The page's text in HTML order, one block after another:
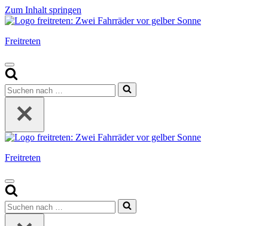
Zum Inhalt springen
Freitreten
Navigationsmenü
Suchen
nach …
Freitreten
Navigationsmenü
Suchen
nach …